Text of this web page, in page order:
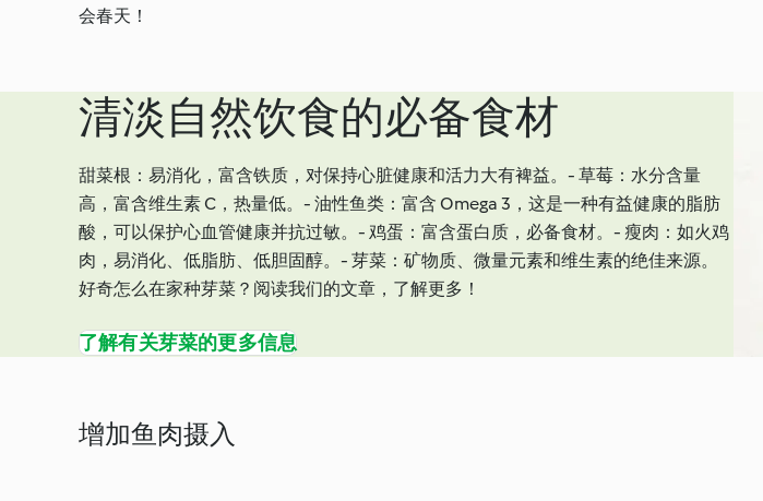
会春天！
清淡自然饮食的必备食材
甜菜根：易消化，富含铁质，对保持心脏健康和活力大有裨益。- 草莓：水分含量
高，富含维生素 C，热量低。- 油性鱼类：富含 Omega 3，这是一种有益健康的脂肪
酸，可以保护心血管健康并抗过敏。- 鸡蛋：富含蛋白质，必备食材。- 瘦肉：如火鸡
肉，易消化、低脂肪、低胆固醇。- 芽菜：矿物质、微量元素和维生素的绝佳来源。
好奇怎么在家种芽菜？阅读我们的文章，了解更多！
了解有关芽菜的更多信息
增加鱼肉摄入